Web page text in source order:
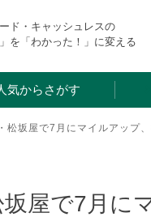
ード・キャッシュレスの
を「わかった！」に変える
気からさがす
松坂屋で7月にマイルアップ
屋で7月に